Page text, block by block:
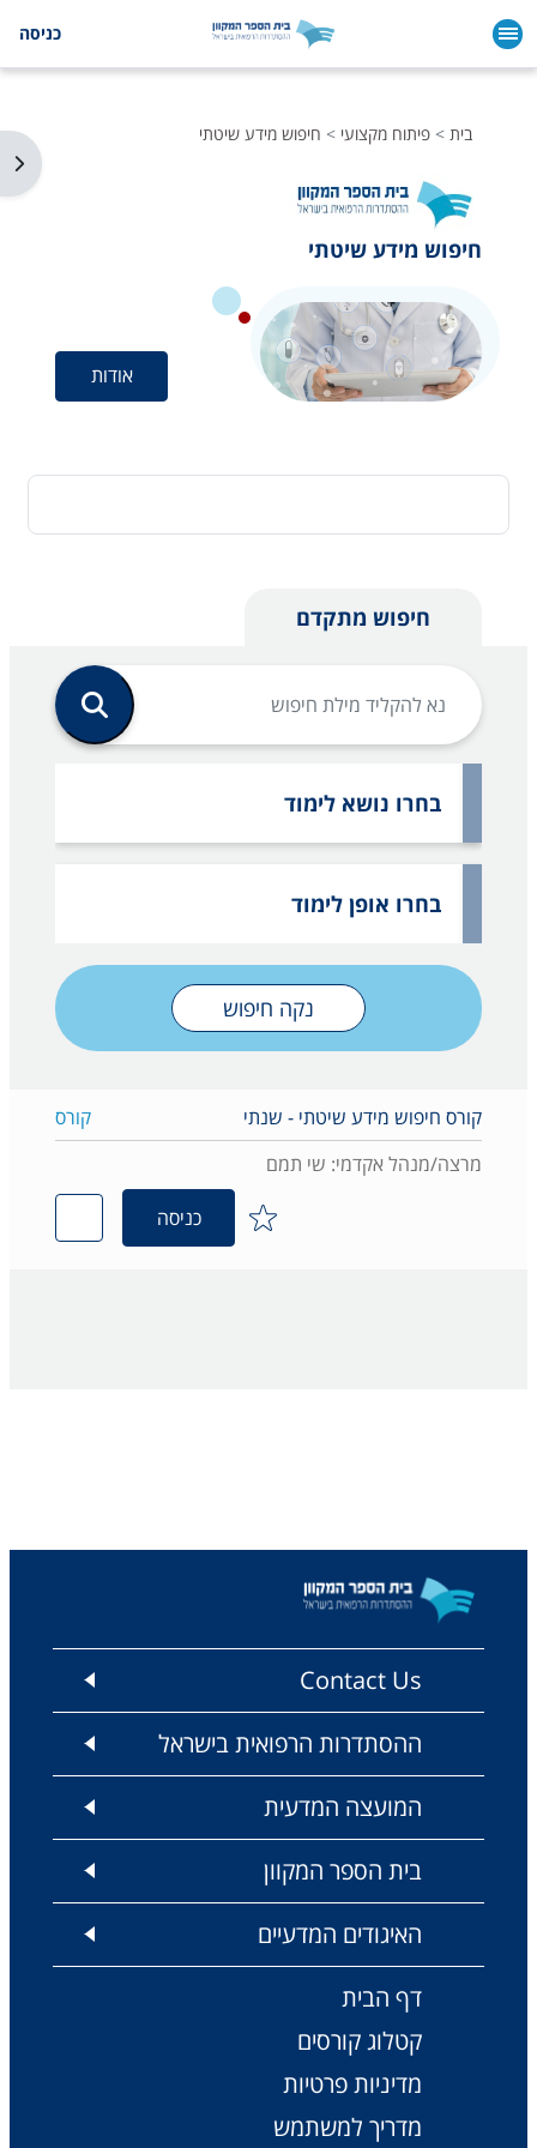
כניסה
בית פיתוח מקצועי חיפוש מידע שיטתי
חיפוש מידע שיטתי
אודות
חיפוש מתקדם
בחרו נושא לימוד
בחרו אופן לימוד
נקה חיפוש
קורס חיפוש מידע שיטתי - שנתי
קורס
מרצה/מנהל אקדמי: שי תמם
כניסה
Contact Us
ההסתדרות הרפואית בישראל
המועצה המדעית
בית הספר המקוון
האיגודים המדעיים
דף הבית
קטלוג קורסים
מדיניות פרטיות
מדריך למשתמש